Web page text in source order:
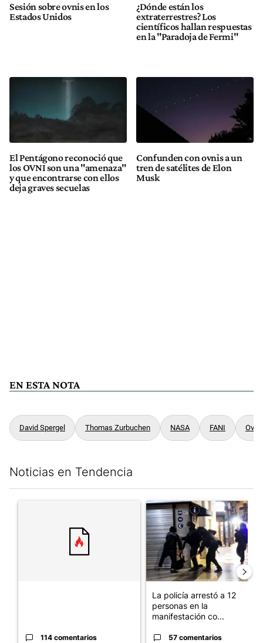
Sesión sobre ovnis en los
Estados Unidos
¿Dónde están los
extraterrestres? Los
científicos hallan respuestas
en la "Paradoja de Fermi"
El Pentágono reconoció que
los OVNI son una "amenaza"
y que encontrarse con ellos
deja graves secuelas
Confunden con ovnis a un
tren de satélites de Elon
Musk
EN ESTA NOTA
David Spergel Thomas Zurbuchen NASA FANI
Noticias en Tendencia
Un artículo de tendencia con el título "" con 114 comentarios.
114 comentarios
Un artículo de tendencia con
La policía arrestó a 12
personas en la
manifestación co...
57 comentarios